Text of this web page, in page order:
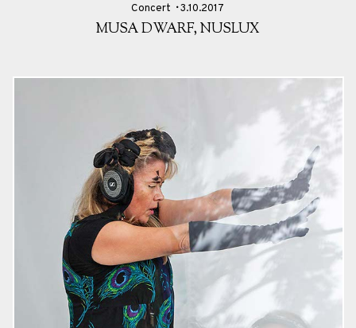
Concert 3.10.2017
MUSA DWARF, NUSLUX